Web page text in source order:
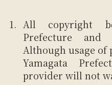
All copyright
Prefecture
Although usage
Yamagata
provider will not